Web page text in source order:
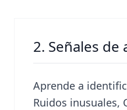
2. Señales de
Aprende a
Ruidos inusuales,